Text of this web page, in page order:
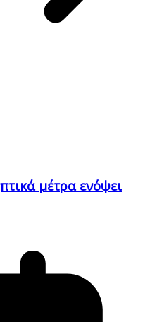
μέτρα ενόψει